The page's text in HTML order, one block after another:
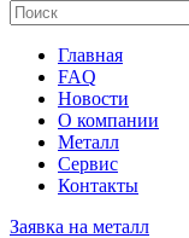
Главная
FAQ
Новости
О компании
Металл
Сервис
Контакты
Заявка на металл